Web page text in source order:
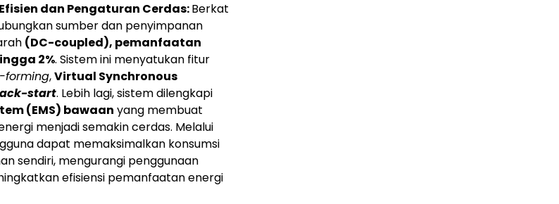
dan Pengaturan Cerdas:Berkat
sumber dan penyimpanan
(DC-coupled), pemanfaatan
2%. Sistem ini menyatukan fitur
forming,Virtual Synchronous
start. Lebih lagi, sistem dilengkapi
(EMS) bawaan yang membuat
menjadi semakin cerdas. Melalui
dapat memaksimalkan konsumsi
sendiri, mengurangi penggunaan
efisiensi pemanfaatan energi